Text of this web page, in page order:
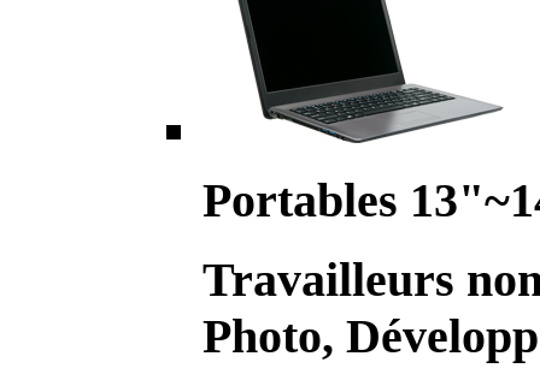
Portables
Travailleurs
Photo,